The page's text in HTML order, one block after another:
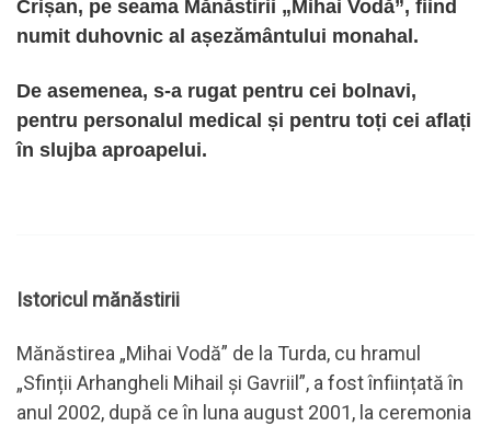
Crișan, pe seama Mănăstirii „Mihai Vodă”, fiind
numit duhovnic al așezământului monahal.
De asemenea, s-a rugat pentru cei bolnavi,
pentru personalul medical și pentru toți cei aflați
în slujba aproapelui.
Istoricul mănăstirii
Mănăstirea „Mihai Vodă” de la Turda, cu hramul
„Sfinții Arhangheli Mihail și Gavriil”, a fost înființată în
anul 2002, după ce în luna august 2001, la ceremonia